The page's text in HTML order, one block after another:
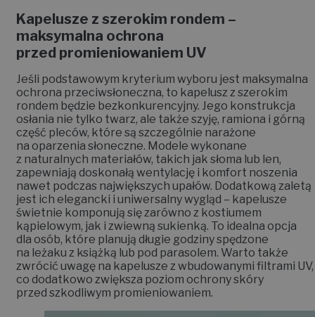
Kapelusze z szerokim rondem –
maksymalna ochrona
przed promieniowaniem UV
Jeśli podstawowym kryterium wyboru jest maksymalna
ochrona przeciwsłoneczna, to kapelusz z szerokim
rondem będzie bezkonkurencyjny. Jego konstrukcja
osłania nie tylko twarz, ale także szyję, ramiona i górną
część pleców, które są szczególnie narażone
na oparzenia słoneczne. Modele wykonane
z naturalnych materiałów, takich jak słoma lub len,
zapewniają doskonałą wentylację i komfort noszenia
nawet podczas największych upałów. Dodatkową zaletą
jest ich elegancki i uniwersalny wygląd – kapelusze
świetnie komponują się zarówno z kostiumem
kąpielowym, jak i zwiewną sukienką. To idealna opcja
dla osób, które planują długie godziny spędzone
na leżaku z książką lub pod parasolem. Warto także
zwrócić uwagę na kapelusze z wbudowanymi filtrami UV,
co dodatkowo zwiększa poziom ochrony skóry
przed szkodliwym promieniowaniem.